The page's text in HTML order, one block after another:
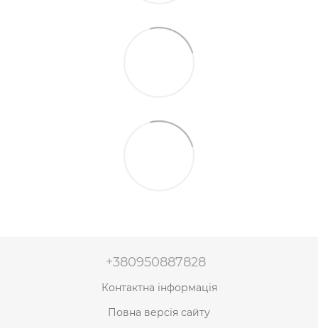
+380950887828
Контактна інформація
Повна версія сайту